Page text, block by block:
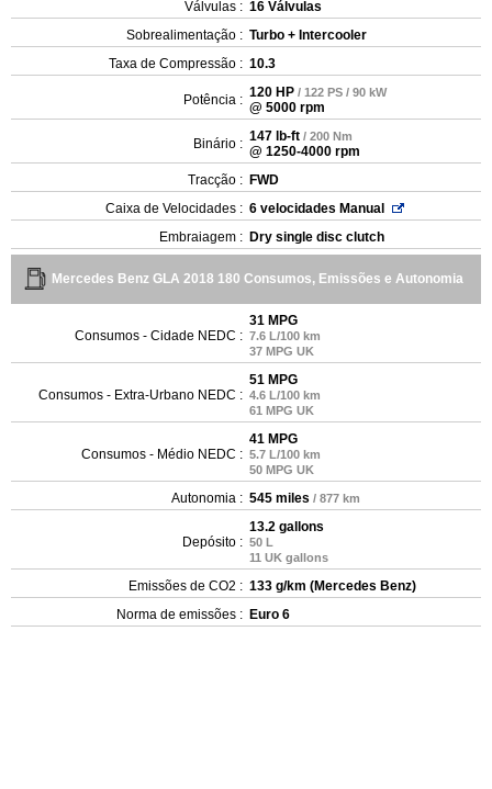
Válvulas : 16 Válvulas
Sobrealimentação : Turbo + Intercooler
Taxa de Compressão : 10.3
Potência : 120 HP / 122 PS / 90 kW
@ 5000 rpm
Binário : 147 lb-ft / 200 Nm
@ 1250-4000 rpm
Tracção : FWD
Caixa de Velocidades : 6 velocidades Manual
Embraiagem : Dry single disc clutch
Mercedes Benz GLA 2018 180 Consumos, Emissões e Autonomia
Consumos - Cidade NEDC :
31 MPG
7.6 L/100 km
37 MPG UK
Consumos - Extra-Urbano NEDC :
51 MPG
4.6 L/100 km
61 MPG UK
Consumos - Médio NEDC :
41 MPG
5.7 L/100 km
50 MPG UK
Autonomia : 545 miles / 877 km
Depósito :
13.2 gallons
50 L
11 UK gallons
Emissões de CO2 : 133 g/km (Mercedes Benz)
Norma de emissões : Euro 6